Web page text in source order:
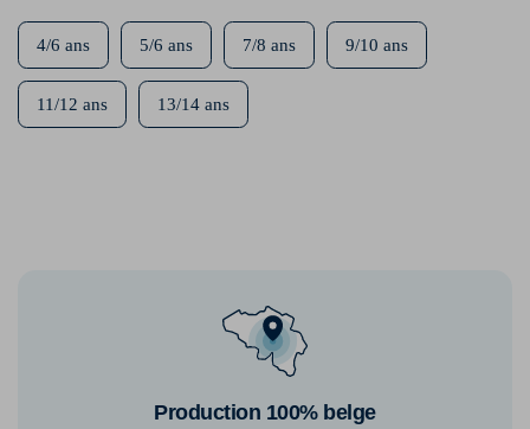
4/6 ans 5/6 ans 7/8 ans 9/10 ans
11/12 ans 13/14 ans
Production 100% belge